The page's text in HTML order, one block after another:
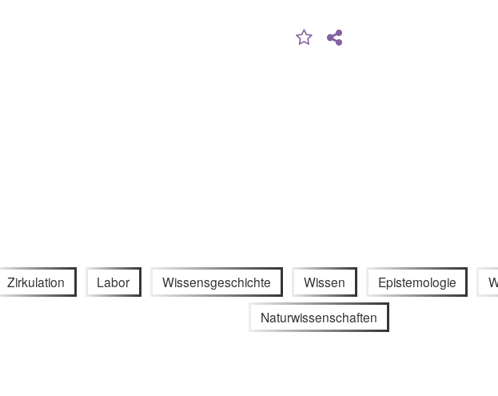
Zirkulation Labor Wissensgeschichte Wissen Epistemologie
Naturwissenschaften